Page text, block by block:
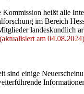
Kommission heißt alle
im Bereich
landeskundlich
(aktualisiert am 04.08.2024)
sind einige